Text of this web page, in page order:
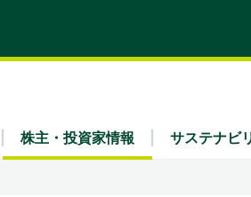
株主・投資家情報 サステナビ